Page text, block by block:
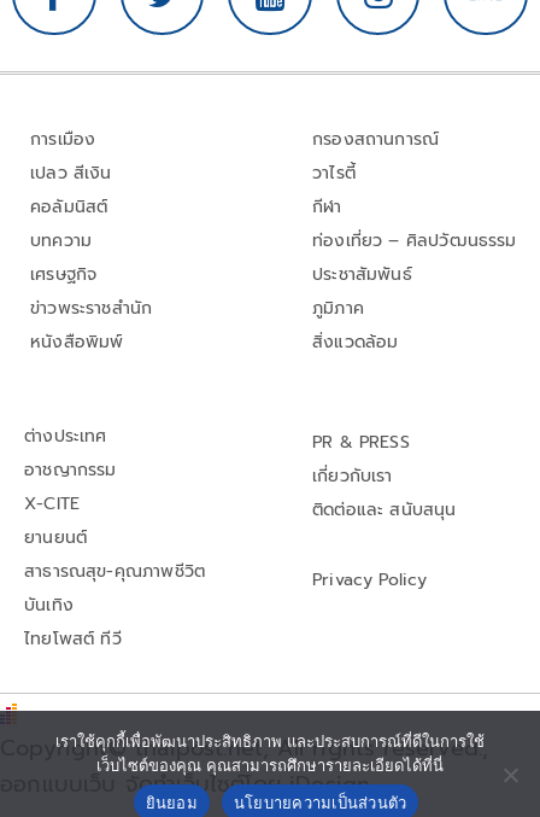
การเมือง
เปลว สีเงิน
คอลัมนิสต์
บทความ
เศรษฐกิจ
ข่าวพระราชสำนัก
หนังสือพิมพ์
กรองสถานการณ์
วาไรตี้
กีฬา
ท่องเที่ยว – ศิลปวัฒนธรรม
ประชาสัมพันธ์
ภูมิภาค
สิ่งแวดล้อม
ต่างประเทศ
อาชญากรรม
X-CITE
ยานยนต์
สาธารณสุข-คุณภาพชีวิต
บันเทิง
ไทยโพสต์ ทีวี
PR & PRESS
เกี่ยวกับเรา
ติดต่อและ สนับสนุน
Privacy Policy
Copyright© thaipost.net, All rights reserved.,
ออกแบบเว็บ จัดทำเว็บไซต์โดย iDesign
เราใช้คุกกี้เพื่อพัฒนาประสิทธิภาพ และประสบการณ์ที่ดีในการใช้
เว็บไซต์ของคุณ คุณสามารถศึกษารายละเอียดได้ที่นี่
ยินยอม
นโยบายความเป็นส่วนตัว